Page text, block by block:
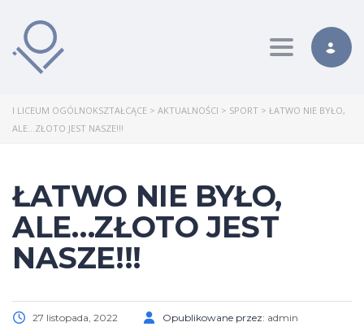
Toggle
I LICEUM OGÓLNOKSZTAŁCĄCE > AKTUALNOŚCI > SPORT > ŁATWO NIE BYŁO,
ALE…ZŁOTO JEST NASZE!!!
ŁATWO NIE BYŁO,
ALE…ZŁOTO JEST
NASZE!!!
27 listopada, 2022 Opublikowane przez: admin